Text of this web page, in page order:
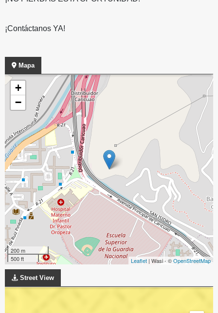
¡Contáctanos YA!
Mapa
+
−
200 m
500 ft
Leaflet | Wasi - ©OpenStreetMap
Street View